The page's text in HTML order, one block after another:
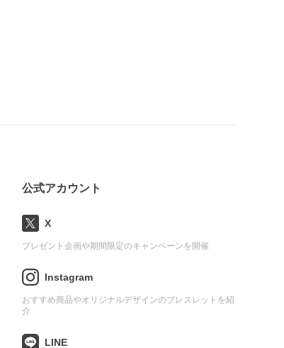
公式アカウント
X
プレゼント企画や期間限定のキャンペーンを開催
Instagram
おすすめ商品やオリジナルデザインのブレスレットを紹
介
LINE